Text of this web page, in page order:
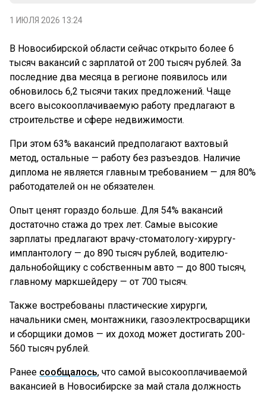
1 ИЮЛЯ 2026 13:24
В Новосибирской области сейчас открыто более 6
тысяч вакансий с зарплатой от 200 тысяч рублей. За
последние два месяца в регионе появилось или
обновилось 6,2 тысячи таких предложений. Чаще
всего высокооплачиваемую работу предлагают в
строительстве и сфере недвижимости.
При этом 63% вакансий предполагают вахтовый
метод, остальные — работу без разъездов. Наличие
диплома не является главным требованием — для 80%
работодателей он не обязателен.
Опыт ценят гораздо больше. Для 54% вакансий
достаточно стажа до трех лет. Самые высокие
зарплаты предлагают врачу-стоматологу-хирургу-
имплантологу — до 890 тысяч рублей, водителю-
дальнобойщику с собственным авто — до 800 тысяч,
главному маркшейдеру — от 700 тысяч.
Также востребованы пластические хирурги,
начальники смен, монтажники, газоэлектросварщики
и сборщики домов — их доход может достигать 200-
560 тысяч рублей.
Ранее сообщалось, что самой высокооплачиваемой
вакансией в Новосибирске за май стала должность